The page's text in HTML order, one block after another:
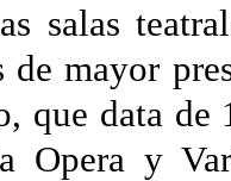
salas
de mayor
que data de
Opera y